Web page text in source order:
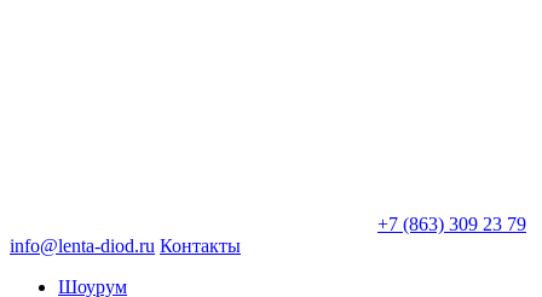
+7 (863) 309 23 79
info@lenta-diod.ru Контакты
Шоурум